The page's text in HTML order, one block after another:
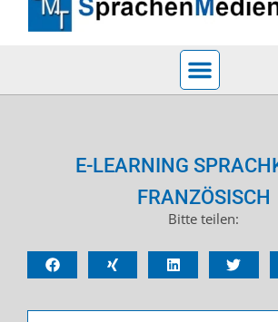
E-LEARNING
FRANZÖSISCH
Bitte teilen: